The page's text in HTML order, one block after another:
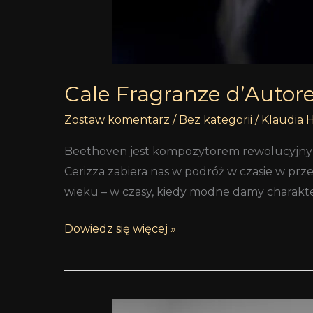
Cale Fragranze
Zostaw komentarz / Bez kategorii / Klaudia
Beethoven jest kompozytorem
Cerizza zabiera nas w podróż w czasie w
wieku – w czasy, kiedy modne damy
Dowiedz się więcej »